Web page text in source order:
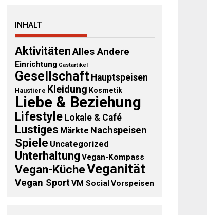
INHALT
AktivitätenAlles Andere
Einrichtung Gastartikel
Gesellschaft Hauptspeisen
Haustiere Kleidung Kosmetik
Liebe & Beziehung
Lifestyle Lokale & Café
Lustiges Märkte Nachspeisen
Spiele Uncategorized
Unterhaltung Vegan-Kompass
Vegan-KücheVeganität
Vegan SportVM SocialVorspeisen